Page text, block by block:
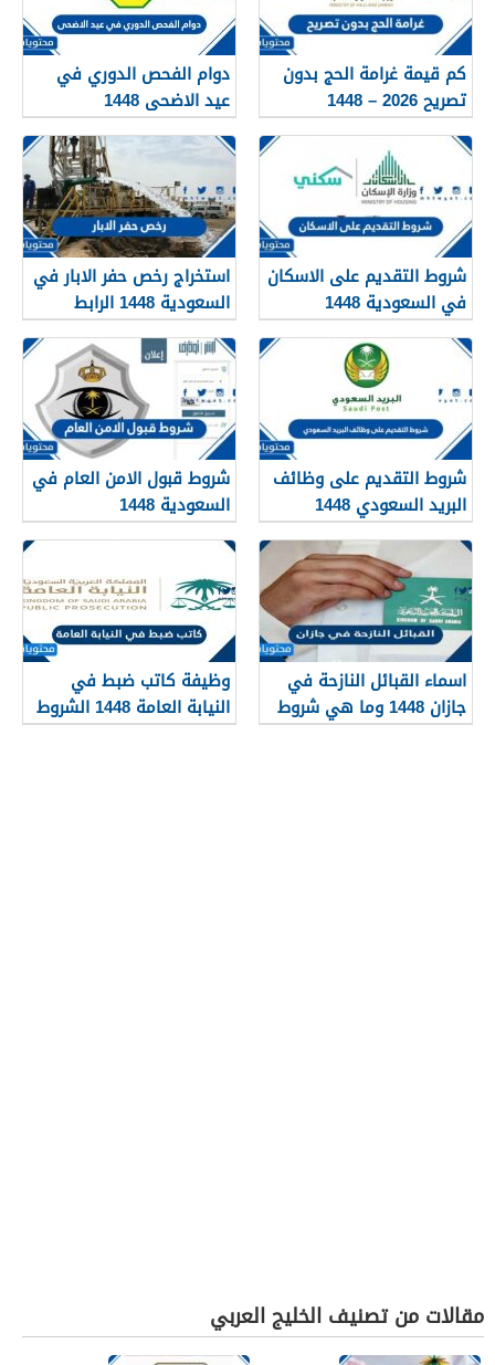
كم قيمة غرامة الحج بدون
تصريح 2026 – 1448
دوام الفحص الدوري في
عيد الاضحى 1448
شروط التقديم على الاسكان
في السعودية 1448
استخراج رخص حفر الابار في
السعودية 1448 الرابط
والشروط بالتفصيل
شروط التقديم على وظائف
البريد السعودي 1448
شروط قبول الامن العام في
السعودية 1448
اسماء القبائل النازحة في
جازان 1448 وما هي شروط
تجنيسها
وظيفة كاتب ضبط في
النيابة العامة 1448 الشروط
وطريقة التقديم
مقالات من تصنيف الخليج العربي